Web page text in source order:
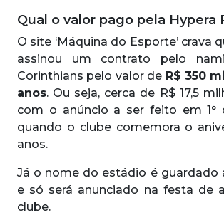
Qual o valor pago pela Hypera
O site ‘Máquina do Esporte’ crava
assinou um contrato pelo
Corinthians pelo valor de R$ 350
anos. Ou seja, cerca de R$ 17,5
com o anúncio a ser feito em 1°
quando o clube comemora o
anos.
Já o nome do estádio é guardado
e só será anunciado na festa de
clube.